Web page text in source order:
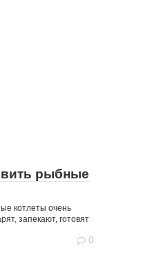
рыбные
котлеты очень
запекают, готовят
0